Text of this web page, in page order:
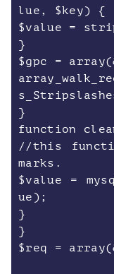
lue, $key) {
$value =
}
$gpc =
}
function
//this
marks.
$value =
ue);
}
}
$req =